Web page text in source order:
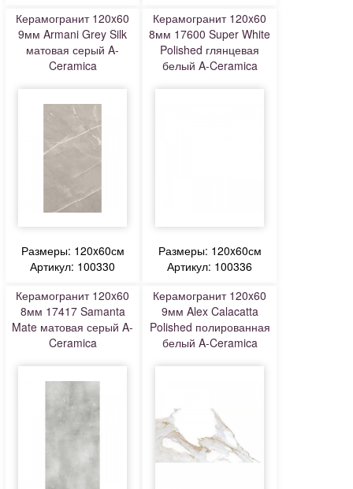
Керамогранит 120x60
9мм Armani Grey Silk
матовая серый A-
Ceramica
Размеры: 120x60см
Артикул: 100330
Керамогранит 120x60
8мм 17600 Super White
Polished глянцевая
белый A-Ceramica
Размеры: 120x60см
Артикул: 100336
Керамогранит 120x60
8мм 17417 Samanta
Mate матовая серый A-
Ceramica
Керамогранит 120x60
9мм Alex Calacatta
Polished полированная
белый A-Ceramica